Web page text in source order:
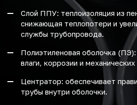
Слой ППУ: теплоизоляция из
снижающая теплопотери и
службы трубопровода.
Полиэтиленовая оболочка
влаги, коррозии и
Центратор: обеспечивает
трубы внутри оболочки.